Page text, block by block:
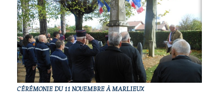
CÉRÉMONIE DU 11 NOVEMBRE À MARLIEUX